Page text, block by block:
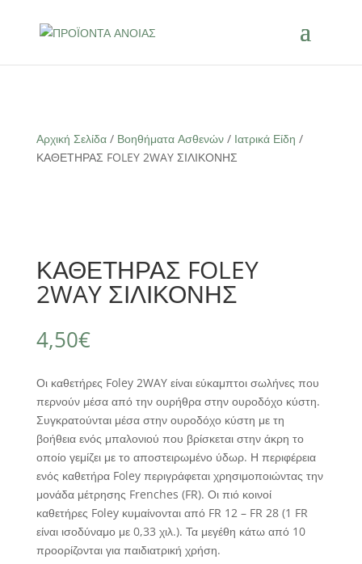
Αρχική Σελίδα/ Βοηθήματα Ασθενών/ Ιατρικά Είδη /
ΚΑΘΕΤΗΡΑΣ FOLEY 2WAY ΣΙΛΙΚΟΝΗΣ
ΚΑΘΕΤΗΡΑΣ FOLEY
2WAY ΣΙΛΙΚΟΝΗΣ
4,50€
Οι καθετήρες Foley 2WAY είναι εύκαμπτοι σωλήνες που
περνούν μέσα από την ουρήθρα στην ουροδόχο κύστη.
Συγκρατούνται μέσα στην ουροδόχο κύστη με τη
βοήθεια ενός μπαλονιού που βρίσκεται στην άκρη το
οποίο γεμίζει με το αποστειρωμένο ύδωρ. Η περιφέρεια
ενός καθετήρα Foley περιγράφεται χρησιμοποιώντας την
μονάδα μέτρησης Frenches (FR). Οι πιό κοινοί
καθετήρες Foley κυμαίνονται από FR 12 – FR 28 (1 FR
είναι ισοδύναμο με 0,33 χιλ.). Τα μεγέθη κάτω από 10
προορίζονται για παιδιατρική χρήση.